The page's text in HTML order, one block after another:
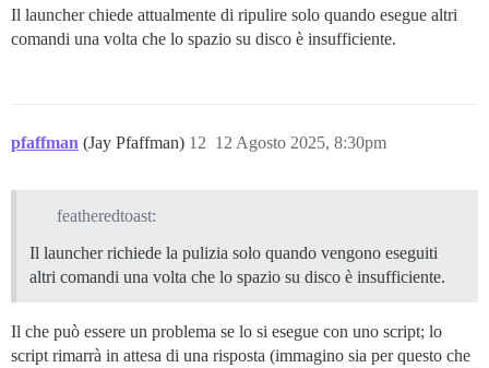
Il launcher chiede attualmente di ripulire solo quando esegue altri
comandi una volta che lo spazio su disco è insufficiente.
pfaffman (Jay Pfaffman) 12 Agosto 2025, 8:30pm
12
featheredtoast:
Il launcher richiede la pulizia solo quando vengono eseguiti
altri comandi una volta che lo spazio su disco è insufficiente.
Il che può essere un problema se lo si esegue con uno script; lo
script rimarrà in attesa di una risposta (immagino sia per questo che